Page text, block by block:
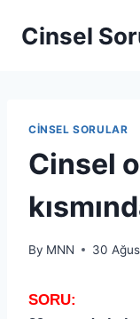
Cinsel
CINSEL SORULAR
Cinsel
By MNN 30
SORU: